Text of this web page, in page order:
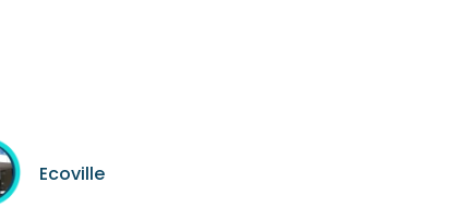
Ecoville